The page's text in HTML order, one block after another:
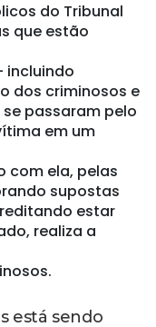
do Tribunal
que estão
incluindo
dos criminosos e
passaram pelo
em um
com ela, pelas
supostas
estar
realiza a
está sendo